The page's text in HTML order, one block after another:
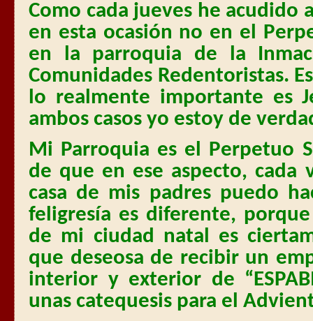
Como cada jueves he acudido
en esta ocasión no en el
en la parroquia de la
Comunidades Redentoristas.
lo realmente importante es
ambos casos yo estoy de
Mi Parroquia es el Perpetuo
de que en ese aspecto, cada
casa de mis padres puedo
feligresía es diferente,
de mi ciudad natal es
que deseosa de recibir un
interior y exterior de
unas catequesis para el